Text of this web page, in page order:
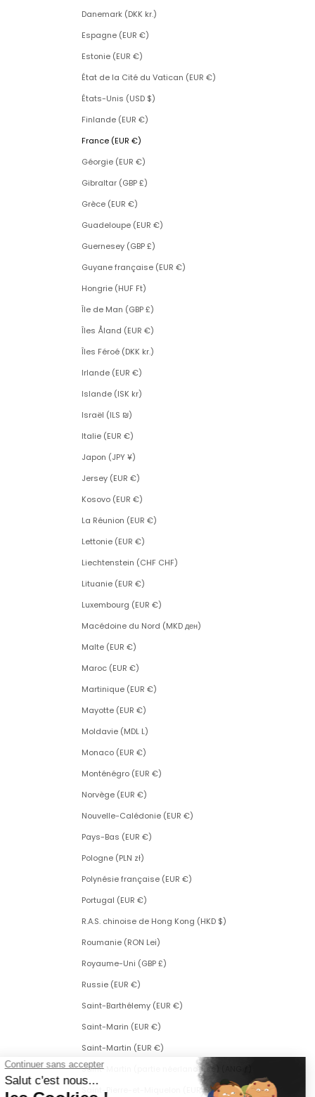
Danemark (DKK kr.)
Espagne (EUR €)
Estonie (EUR €)
État de la Cité du Vatican (EUR €)
États-Unis (USD $)
Finlande (EUR €)
France (EUR €)
Géorgie (EUR €)
Gibraltar (GBP £)
Grèce (EUR €)
Guadeloupe (EUR €)
Guernesey (GBP £)
Guyane française (EUR €)
Hongrie (HUF Ft)
Île de Man (GBP £)
Îles Åland (EUR €)
Îles Féroé (DKK kr.)
Irlande (EUR €)
Islande (ISK kr)
Israël (ILS ₪)
Italie (EUR €)
Japon (JPY ¥)
Jersey (EUR €)
Kosovo (EUR €)
La Réunion (EUR €)
Lettonie (EUR €)
Liechtenstein (CHF CHF)
Lituanie (EUR €)
Luxembourg (EUR €)
Macédoine du Nord (MKD ден)
Malte (EUR €)
Maroc (EUR €)
Martinique (EUR €)
Mayotte (EUR €)
Moldavie (MDL L)
Monaco (EUR €)
Monténégro (EUR €)
Norvège (EUR €)
Nouvelle-Calédonie (EUR €)
Pays-Bas (EUR €)
Pologne (PLN zł)
Polynésie française (EUR €)
Portugal (EUR €)
R.A.S. chinoise de Hong Kong (HKD $)
Roumanie (RON Lei)
Royaume-Uni (GBP £)
Russie (EUR €)
Saint-Barthélemy (EUR €)
Saint-Marin (EUR €)
Saint-Martin (EUR €)
Saint-Martin (partie néerlandaise) (ANG ƒ)
Saint-Pierre-et-Miquelon (EUR €)